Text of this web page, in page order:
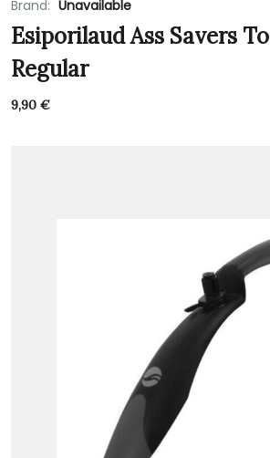
Brand: Unavailable
Esiporilaud Ass Savers
Regular
9,90 €